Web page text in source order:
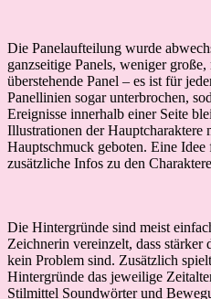
Die Panelaufteilung wurde
ganzseitige Panels, weniger
überstehende Panel – es ist für
Panellinien sogar unterbrochen,
Ereignisse innerhalb einer Seite
Illustrationen der Hauptcharaktere
Hauptschmuck geboten. Eine Idee
zusätzliche Infos zu den
Die Hintergründe sind meist
Zeichnerin vereinzelt, dass
kein Problem sind. Zusätzlich
Hintergründe das jeweilige
Stilmittel Soundwörter und